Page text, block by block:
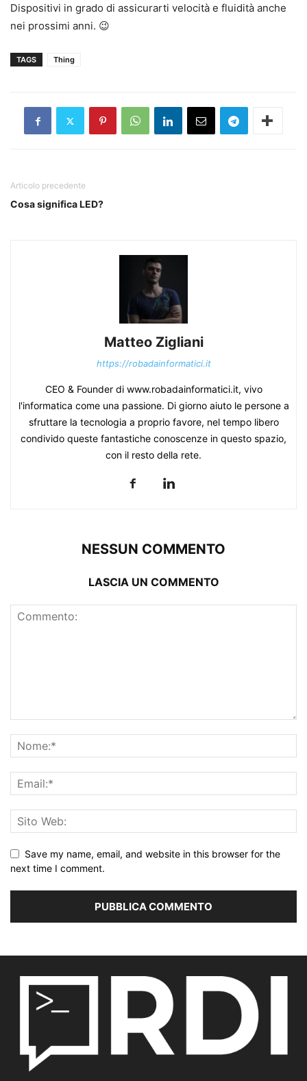
Dispositivi in grado di assicurarti velocità e fluidità anche
nei prossimi anni. 😉
TAGS Thing
Articolo precedente
Cosa significa LED?
Matteo Zigliani
https://robadainformatici.it
CEO & Founder di www.robadainformatici.it, vivo
l'informatica come una passione. Di giorno aiuto le persone a
sfruttare la tecnologia a proprio favore, nel tempo libero
condivido queste fantastiche conoscenze in questo spazio,
con il resto della rete.
NESSUN COMMENTO
LASCIA UN COMMENTO
Save my name, email, and website in this browser for the
next time I comment.